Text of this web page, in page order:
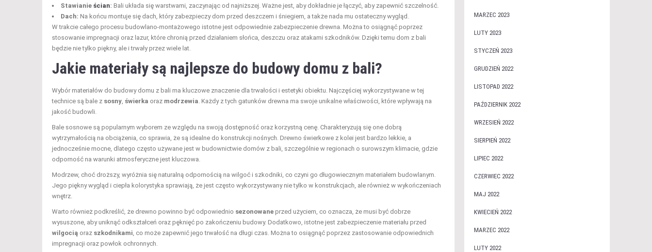
Stawianie ścian: Bali układa się warstwami, zaczynając od najniższej. Ważne jest, aby dokładnie je łączyć, aby zapewnić szczelność.
Dach: Na końcu montuje się dach, który zabezpieczy dom przed deszczem i śniegiem, a także nada mu ostateczny wygląd.
W trakcie całego procesu budowlano-montażowego istotne jest odpowiednie zabezpieczenie drewna. Można to osiągnąć poprzez
stosowanie impregnacji oraz lazur, które chronią przed działaniem słońca, deszczu oraz atakami szkodników. Dzięki temu dom z bali
będzie nie tylko piękny, ale i trwały przez wiele lat.
Jakie materiały są najlepsze do budowy domu z bali?
Wybór materiałów do budowy domu z bali ma kluczowe znaczenie dla trwałości i estetyki obiektu. Najczęściej wykorzystywane w tej
technice są bale z sosny świerka oraz modrzewia . Każdy z tych gatunków drewna ma swoje unikalne właściwości, które wpływają na
jakość budowli.
Bale sosnowe są popularnym wyborem ze względu na swoją dostępność oraz korzystną cenę. Charakteryzują się one dobrą
wytrzymałością na obciążenia, co sprawia, że są idealne do konstrukcji nośnych. Drewno świerkowe z kolei jest bardzo lekkie, a
jednocześnie mocne, dlatego często używane jest w budownictwie domów z bali, szczególnie w regionach o surowszym klimacie, gdzie
odporność na warunki atmosferyczne jest kluczowa.
Modrzew, choć droższy, wyróżnia się naturalną odpornością na wilgoć i szkodniki, co czyni go długowiecznym materiałem budowlanym.
Jego piękny wygląd i ciepła kolorystyka sprawiają, że jest często wykorzystywany nie tylko w konstrukcjach, ale również w wykończeniach
wnętrz.
Warto również podkreślić, że drewno powinno być odpowiednio sezonowane przed użyciem, co oznacza, że musi być dobrze
wysuszone, aby uniknąć odkształceń oraz pęknięć po zakończeniu budowy. Dodatkowo, istotne jest zabezpieczenie materiału przed
wilgocią oraz szkodnikami , co może zapewnić jego trwałość na długi czas. Można to osiągnąć poprzez zastosowanie odpowiednich
impregnacji oraz powłok ochronnych.
MARZEC 2023
LUTY 2023
STYCZEŃ 2023
GRUDZIEŃ 2022
LISTOPAD 2022
PAŹDZIERNIK 2022
WRZESIEŃ 2022
SIERPIEŃ 2022
LIPIEC 2022
CZERWIEC 2022
MAJ 2022
KWIECIEŃ 2022
MARZEC 2022
LUTY 2022